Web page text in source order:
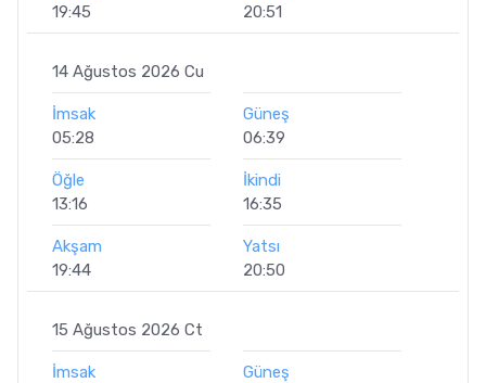
19:45
20:51
14 Ağustos 2026 Cu
İmsak
05:28
Güneş
06:39
Öğle
13:16
İkindi
16:35
Akşam
19:44
Yatsı
20:50
15 Ağustos 2026 Ct
İmsak
Güneş